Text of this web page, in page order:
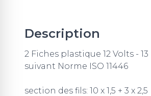
Description
2 Fiches plastique 12 Volts -
suivant Norme ISO 11446
section des fils: 10 x 1,5 + 3 x 2,5